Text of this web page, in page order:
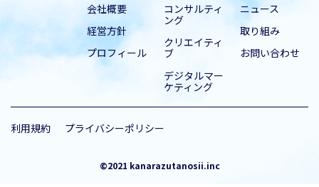
会社概要
経営方針
プロフィール
コンサルティ
ング
クリエイティ
ブ
デジタルマー
ケティング
ニュース
取り組み
お問い合わせ
利用規約 プライバシーポリシー
©︎2021 kanarazutanosii.inc